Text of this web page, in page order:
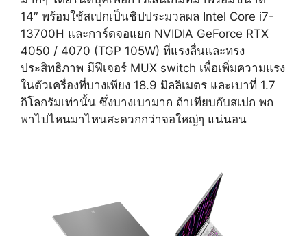
14″ พร้อมใช้สเปกเป็นชิปประมวลผล Intel Core i7-
13700H และการ์ดจอแยก NVIDIA GeForce RTX
4050 / 4070 (TGP 105W) ที่แรงลื่นและทรง
ประสิทธิภาพ มีฟีเจอร์ MUX switch เพื่อเพิ่มความแรง
ในตัวเครื่องที่บางเพียง 18.9 มิลลิเมตร และเบาที่ 1.7
กิโลกรัมเท่านั้น ซึ่งบางเบามาก ถ้าเทียบกับสเปก พก
พาไปไหนมาไหนสะดวกกว่าจอใหญ่ๆ แน่นอน